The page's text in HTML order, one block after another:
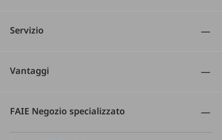
Servizio
Vantaggi
FAIE Negozio specializzato